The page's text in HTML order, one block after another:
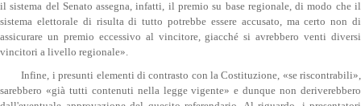
il sistema del Senato assegna, infatti, il premio su base regionale, di modo che il
sistema elettorale di risulta di tutto potrebbe essere accusato, ma certo non di
assicurare un premio eccessivo al vincitore, giacché si avrebbero venti diversi
vincitori a livello regionale».
Infine, i presunti elementi di contrasto con la Costituzione, «se riscontrabili»,
sarebbero «già tutti contenuti nella legge vigente» e dunque non deriverebbero